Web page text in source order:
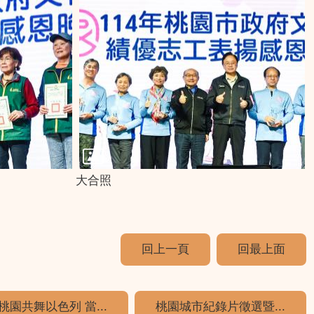
大合照
回上一頁 回最上面
園共舞以色列 當... 桃園城市紀錄片徵選暨...